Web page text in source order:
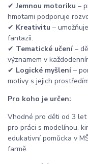
✔Jemnou motoriku –
hmotami podporuje
✔ Kreativitu –
fantazii.
✔ Tematické učení–
významem v
✔ Logické myšlení–
motivy s jejich
Pro koho je určen:
Vhodné pro děti od 3
pro práci s modelínou,
edukativní pomůcka v
farmě.